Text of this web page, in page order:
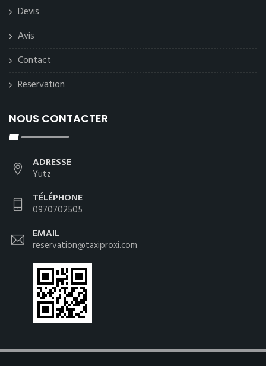
Devis
Avis
Contact
Reservation
NOUS CONTACTER
ADRESSE
Yutz
TÉLÉPHONE
0970702505
EMAIL
reservation@taxiproxi.com